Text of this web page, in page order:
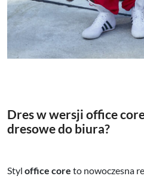
Dres w wersji office
dresowe do biura?
Styl office core to nowoczesna